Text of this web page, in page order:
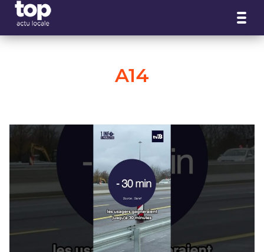
A14
Panneau de gestion des cookies